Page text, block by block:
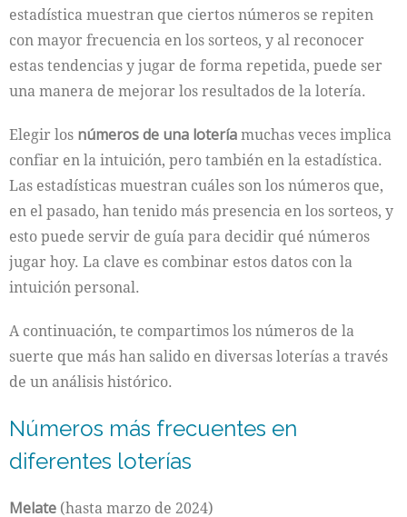
estadística muestran que ciertos números se repiten
con mayor frecuencia en los sorteos, y al reconocer
estas tendencias y jugar de forma repetida, puede ser
una manera de mejorar los resultados de la lotería.
Elegir los números de una loteríamuchas veces implica
confiar en la intuición, pero también en la estadística.
Las estadísticas muestran cuáles son los números que,
en el pasado, han tenido más presencia en los sorteos, y
esto puede servir de guía para decidir qué números
jugar hoy. La clave es combinar estos datos con la
intuición personal.
A continuación, te compartimos los números de la
suerte que más han salido en diversas loterías a través
de un análisis histórico.
Números más frecuentes en
diferentes loterías
Melate (hasta marzo de 2024)